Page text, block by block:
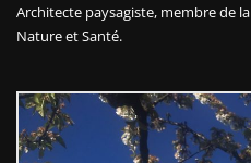
Architecte paysagiste, membre de la
Nature et Santé.